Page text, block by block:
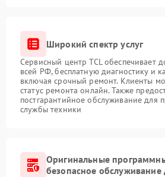
Широкий спектр услуг
Сервисный центр TCL обеспечивает
всей РФ, бесплатную диагностику и
включая срочный ремонт. Клиенты
статус ремонта онлайн. Также
постгарантийное обслуживание для
службы техники
Оригинальные
безопасное